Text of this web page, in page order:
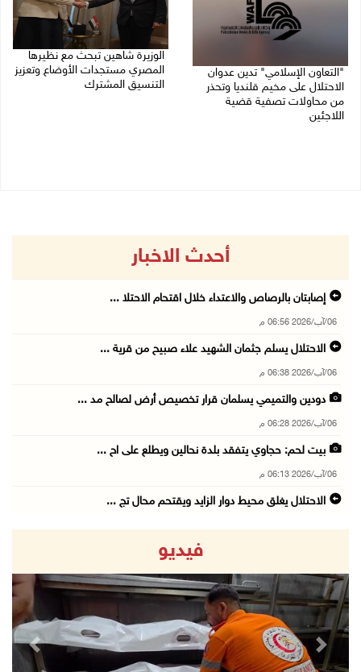
"التعاون الإسلامي" تدين عدوان
الاحتلال على مخيم قلنديا وتحذر
من محاولات تصفية قضية
اللاجئين
الوزيرة شاهين تبحث مع نظيرها
المصري مستجدات الأوضاع وتعزيز
التنسيق المشترك
أحدث الاخبار
إصابتان بالرصاص والاعتداء خلال اقتحام الاحتلا ...
06/آب/2026 06:56 م
الاحتلال يسلم جثمان الشهيد علاء صبيح من قرية ...
06/آب/2026 06:38 م
دودين والتميمي يسلمان قرار تخصيص أرض لصالح مد ...
06/آب/2026 06:28 م
بيت لحم: حجاوي يتفقد بلدة نحالين ويطلع على اح ...
06/آب/2026 06:13 م
الاحتلال يغلق محيط دوار الزايد ويقتحم محال تج ...
الاحتلال يقتحم مدينة طوباس وبلدة عقابا
06/آب/2026 05:23 م
"النقل والمواصلات" تطلق حملة لترخيص الجرارات ...
06/آب/2026 05:18 م
نحو 58 ألف إصابة بجدري الماء في قطاع غزة منذ ...
فيديو
Next